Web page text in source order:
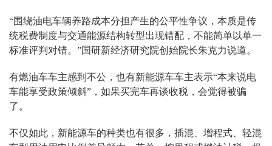
“围绕油电车辆养路成本分担产生的公平性争议，本质是传
统税费制度与交通能源结构转型出现错配，不能简单以单一
标准评判对错。”国研新经济研究院创始院长朱克力说道。
有燃油车车主感到不公，也有新能源车车主表示“本来说电
车能享受政策倾斜”，如果买完车再谈收税，会觉得被骗
了。
不仅如此，新能源车的种类也有很多，插混、增程式、轻混